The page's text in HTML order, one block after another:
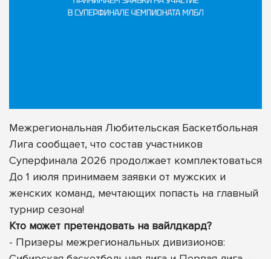
Межрегиональная Любительская Баскетбольная
Лига сообщает, что состав участников
Суперфинала 2026 продолжает комплектоваться
До 1 июля принимаем заявки от мужских и
женских команд, мечтающих попасть на главный
турнир сезона!
Кто может претендовать на вайлдкард?
- Призеры межрегиональных дивизионов: